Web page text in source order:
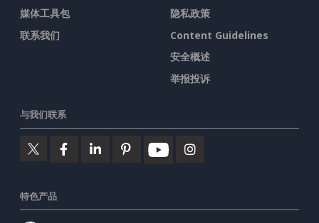
媒体工具包
联系我们
隐私政策
Content Guidelines
安全概述
举报投诉
与我们联系
特色产品